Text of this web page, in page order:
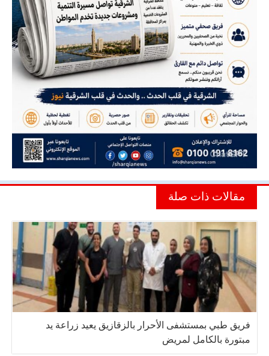
مقالات ذات صلة
فريق طبي بمستشفى الأحرار بالزقازيق يعيد زراعة يد
مبتورة بالكامل لمريض